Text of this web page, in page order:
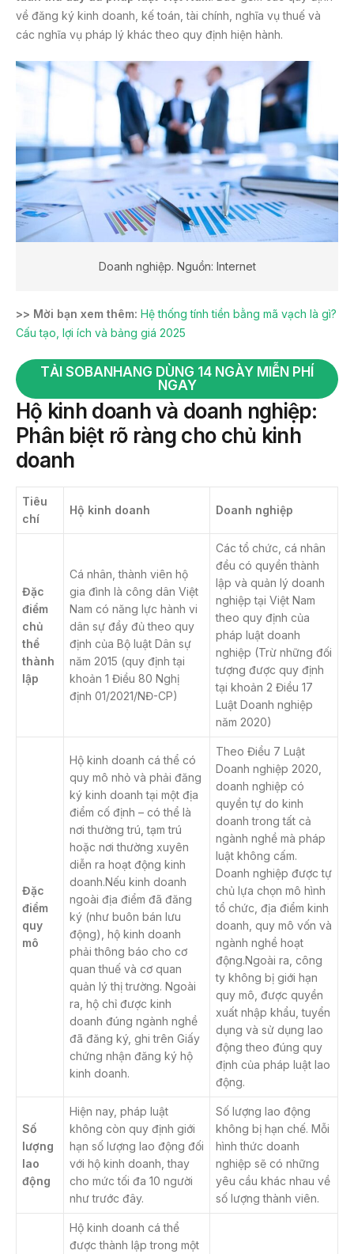
về đăng ký kinh doanh, kế toán, tài chính, nghĩa vụ thuế và
các nghĩa vụ pháp lý khác theo quy định hiện hành.
Doanh nghiệp. Nguồn: Internet
>> Mời bạn xem thêm: Hệ thống tính tiền bằng mã vạch là gì?
Cấu tạo, lợi ích và bảng giá 2025
TẢI SOBANHANG DÙNG 14 NGÀY MIỄN PHÍ
NGAY
Hộ kinh doanh và doanh nghiệp:
Phân biệt rõ ràng cho chủ kinh
doanh
Tiêu
chí
Hộ kinh doanh Doanh nghiệp
Đặc
điểm
chủ
thể
thành
lập
Cá nhân, thành viên hộ
gia đình là công dân Việt
Nam có năng lực hành vi
dân sự đầy đủ theo quy
định của Bộ luật Dân sự
năm 2015 (quy định tại
khoản 1 Điều 80 Nghị
định 01/2021/NĐ-CP)
Các tổ chức, cá nhân
đều có quyền thành
lập và quản lý doanh
nghiệp tại Việt Nam
theo quy định của
pháp luật doanh
nghiệp (Trừ những đối
tượng được quy định
tại khoản 2 Điều 17
Luật Doanh nghiệp
năm 2020)
Đặc
điểm
quy
mô
Hộ kinh doanh cá thể có
quy mô nhỏ và phải đăng
ký kinh doanh tại một địa
điểm cố định – có thể là
nơi thường trú, tạm trú
hoặc nơi thường xuyên
diễn ra hoạt động kinh
doanh.Nếu kinh doanh
ngoài địa điểm đã đăng
ký (như buôn bán lưu
động), hộ kinh doanh
phải thông báo cho cơ
quan thuế và cơ quan
quản lý thị trường. Ngoài
ra, hộ chỉ được kinh
doanh đúng ngành nghề
đã đăng ký, ghi trên Giấy
chứng nhận đăng ký hộ
kinh doanh.
Theo Điều 7 Luật
Doanh nghiệp 2020,
doanh nghiệp có
quyền tự do kinh
doanh trong tất cả
ngành nghề mà pháp
luật không cấm.
Doanh nghiệp được tự
chủ lựa chọn mô hình
tổ chức, địa điểm kinh
doanh, quy mô vốn và
ngành nghề hoạt
động.Ngoài ra, công
ty không bị giới hạn
quy mô, được quyền
xuất nhập khẩu, tuyển
dụng và sử dụng lao
động theo đúng quy
định của pháp luật lao
động.
Số
lượng
lao
động
Hiện nay, pháp luật
không còn quy định giới
hạn số lượng lao động đối
với hộ kinh doanh, thay
cho mức tối đa 10 người
như trước đây.
Số lượng lao động
không bị hạn chế. Mỗi
hình thức doanh
nghiệp sẽ có những
yêu cầu khác nhau về
số lượng thành viên.
Hộ kinh doanh cá thể
được thành lập trong một